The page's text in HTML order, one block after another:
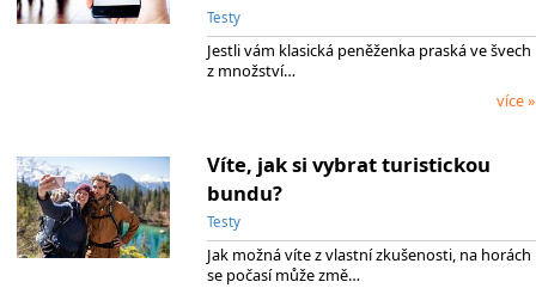
Testy
Jestli vám klasická peněženka praská ve švech
z množství…
více »
Víte, jak si vybrat turistickou
bundu?
Testy
Jak možná víte z vlastní zkušenosti, na horách
se počasí může změ…